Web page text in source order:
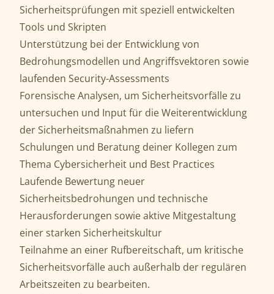
Sicherheitsprüfungen mit speziell entwickelten
Tools und Skripten
Unterstützung bei der Entwicklung von
Bedrohungsmodellen und Angriffsvektoren sowie
laufenden Security-Assessments
Forensische Analysen, um Sicherheitsvorfälle zu
untersuchen und Input für die Weiterentwicklung
der Sicherheitsmaßnahmen zu liefern
Schulungen und Beratung deiner Kollegen zum
Thema Cybersicherheit und Best Practices
Laufende Bewertung neuer
Sicherheitsbedrohungen und technische
Herausforderungen sowie aktive Mitgestaltung
einer starken Sicherheitskultur
Teilnahme an einer Rufbereitschaft, um kritische
Sicherheitsvorfälle auch außerhalb der regulären
Arbeitszeiten zu bearbeiten.